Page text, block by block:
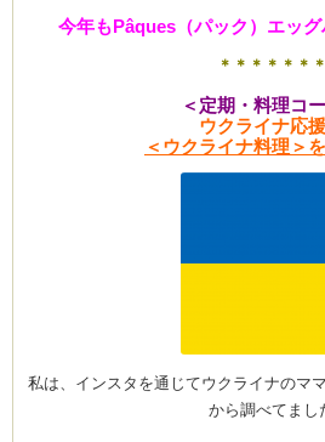
今年もPâques（パック）エッ
＊＊＊＊＊＊＊
＜定期・料理コ
ウクライナ応
＜ウクライナ料理＞
私は、インスタを通じてウクライナのマ
から調べてまし